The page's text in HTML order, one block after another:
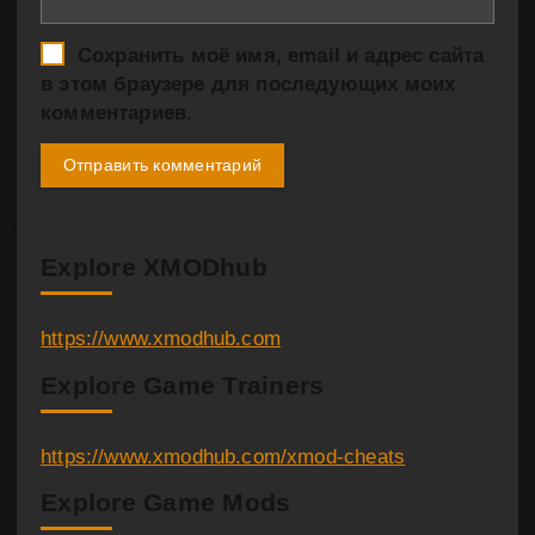
Сохранить моё имя, email и адрес сайта
в этом браузере для последующих моих
комментариев.
Explore XMODhub
https://www.xmodhub.com
Explore Game Trainers
https://www.xmodhub.com/xmod-cheats
Explore Game Mods